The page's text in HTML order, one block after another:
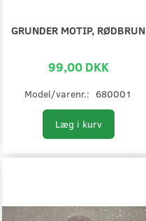
GRUNDER MOTIP, RØDBRUN
99,00 DKK
Model/varenr.: 680001
Læg i kurv